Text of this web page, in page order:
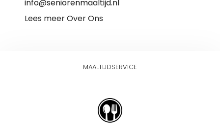
info@seniorenmaaltijd.nl
Lees meer Over Ons
MAALTIJDSERVICE